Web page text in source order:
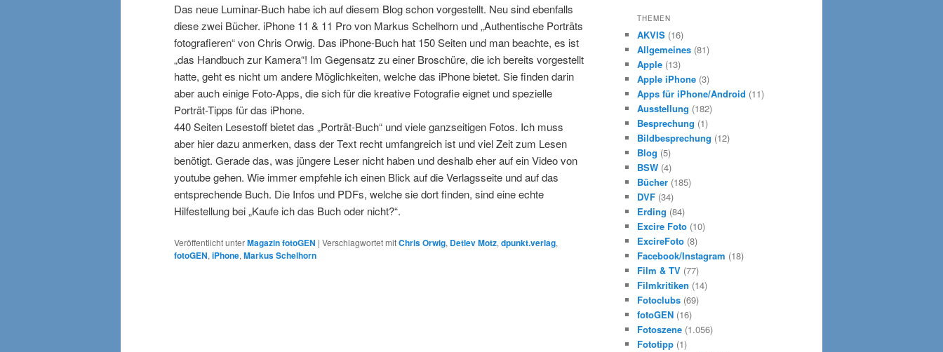
Das neue Luminar-Buch habe ich auf diesem Blog schon vorgestellt. Neu sind ebenfalls
diese zwei Bücher. iPhone 11 & 11 Pro von Markus Schelhorn und „Authentische Porträts
fotografieren“ von Chris Orwig. Das iPhone-Buch hat 150 Seiten und man beachte, es ist
„das Handbuch zur Kamera“! Im Gegensatz zu einer Broschüre, die ich bereits vorgestellt
hatte, geht es nicht um andere Möglichkeiten, welche das iPhone bietet. Sie finden darin
aber auch einige Foto-Apps, die sich für die kreative Fotografie eignet und spezielle
Porträt-Tipps für das iPhone.
440 Seiten Lesestoff bietet das „Porträt-Buch“ und viele ganzseitigen Fotos. Ich muss
aber hier dazu anmerken, dass der Text recht umfangreich ist und viel Zeit zum Lesen
benötigt. Gerade das, was jüngere Leser nicht haben und deshalb eher auf ein Video von
youtube gehen. Wie immer empfehle ich einen Blick auf die Verlagsseite und auf das
entsprechende Buch. Die Infos und PDFs, welche sie dort finden, sind eine echte
Hilfestellung bei „Kaufe ich das Buch oder nicht?“.
Veröffentlicht unterMagazin fotoGEN | Verschlagwortet mitChris Orwig, Detlev Motz, dpunkt.verlag,
fotoGEN, iPhone, Markus Schelhorn
h
n
THEMEN
AKVIS (16)
Allgemeines (81)
Apple (13)
Apple iPhone (3)
Apps für iPhone/Android (11)
Ausstellung (182)
Besprechung (1)
Bildbesprechung (12)
Blog (5)
BSW (4)
Bücher (185)
DVF (34)
Erding (84)
Excire Foto (10)
ExcireFoto (8)
Facebook/Instagram (18)
Film & TV (77)
Filmkritiken (14)
Fotoclubs (69)
fotoGEN (16)
Fotoszene (1.056)
Fototipp (1)